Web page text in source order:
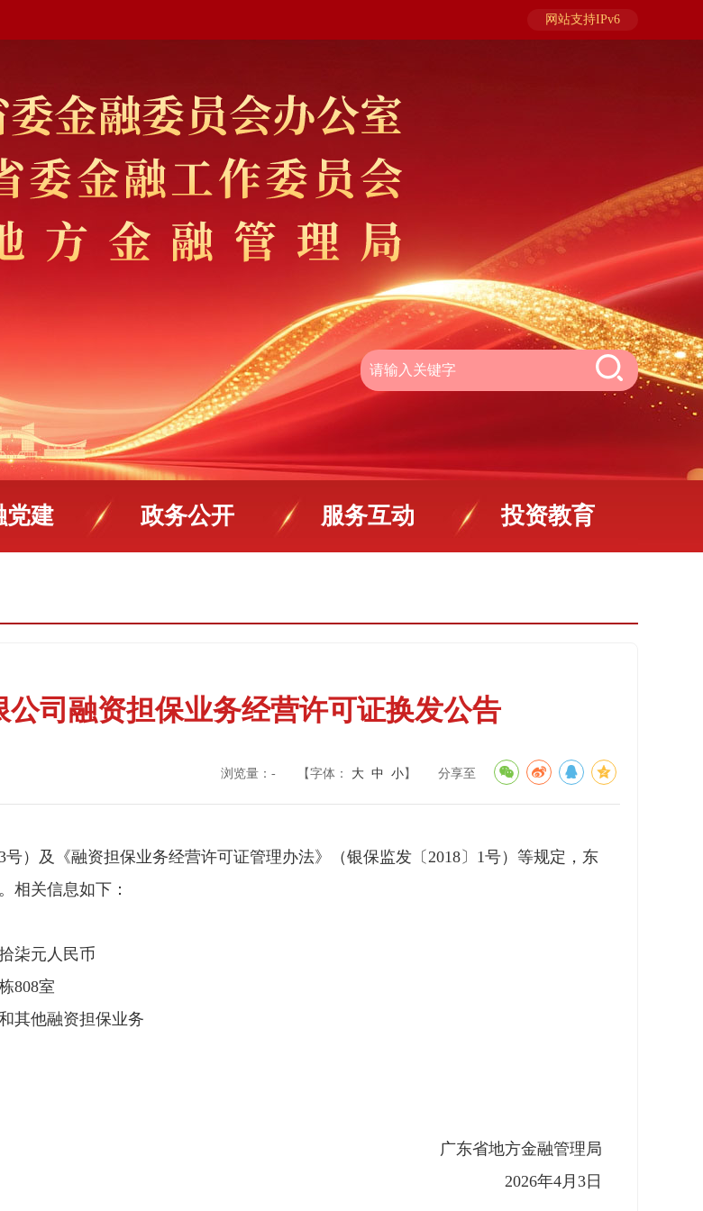
网站支持IPv6
党建 政务公开 服务互动 投资教育
司融资担保业务经营许可证换发公告
浏览量： - 【字体： 大 中 小】 分享至
及《融资担保业务经营许可证管理办法》（银保监发〔2018〕1号）等规定，东
相关信息如下：
柒元人民币
808室
其他融资担保业务
广东省地方金融管理局
2026年4月3日